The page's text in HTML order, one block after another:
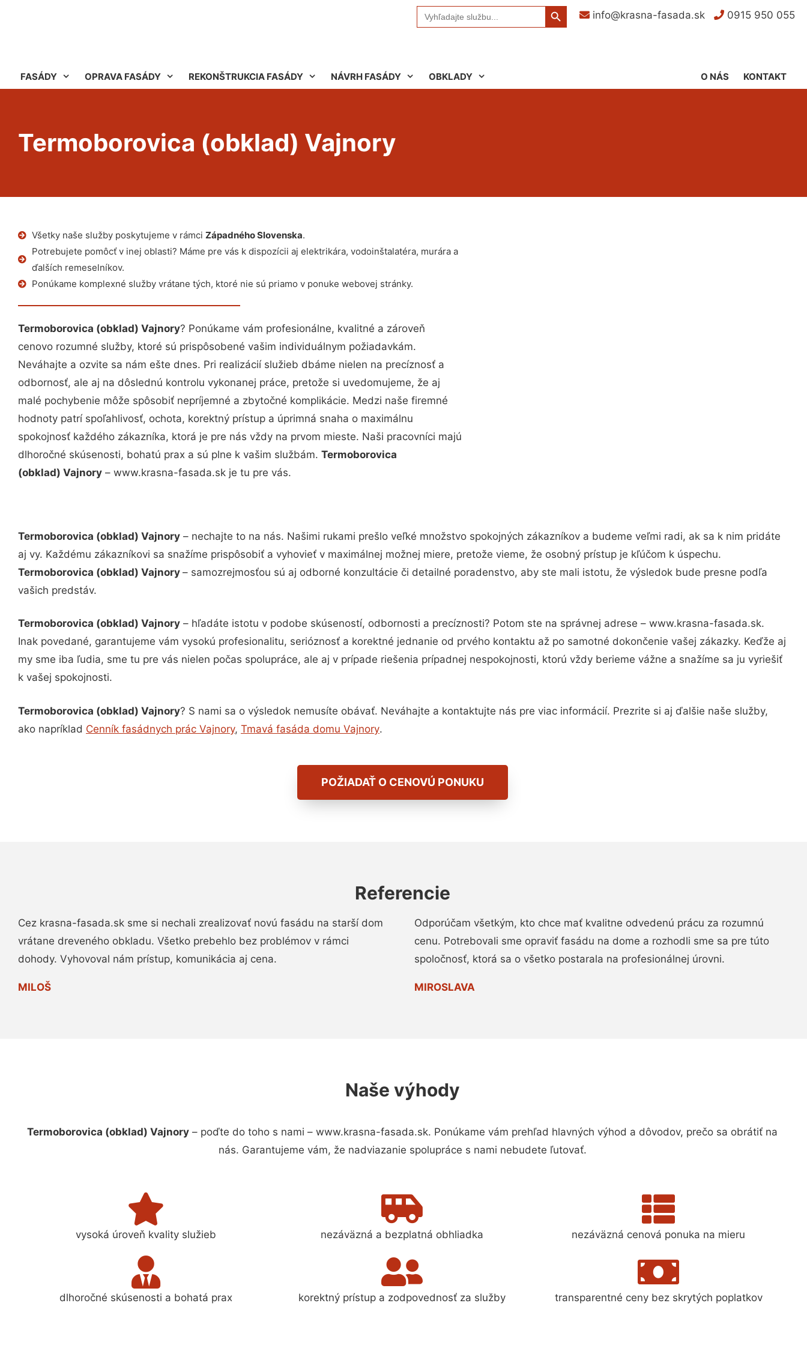
Search
for:
Search Button
info@krasna-fasada.sk
0915 950 055
FASÁDY OPRAVA FASÁDY REKONŠTRUKCIA FASÁDY NÁVRH FASÁDY OBKLADY KONTAKT
O NÁS
Termoborovica (obklad) Vajnory
Všetky naše služby poskytujeme v rámci Západného Slovenska.
Potrebujete pomôcť v inej oblasti? Máme pre vás k dispozícii aj elektrikára, vodoinštalatéra, murára a
ďalších remeselníkov.
Ponúkame komplexné služby vrátane tých, ktoré nie sú priamo v ponuke webovej stránky.
Termoborovica (obklad) Vajnory? Ponúkame vám profesionálne, kvalitné a zároveň
cenovo rozumné služby, ktoré sú prispôsobené vašim individuálnym požiadavkám.
Neváhajte a ozvite sa nám ešte dnes. Pri realizácií služieb dbáme nielen na precíznosť a
odbornosť, ale aj na dôslednú kontrolu vykonanej práce, pretože si uvedomujeme, že aj
malé pochybenie môže spôsobiť nepríjemné a zbytočné komplikácie. Medzi naše firemné
hodnoty patrí spoľahlivosť, ochota, korektný prístup a úprimná snaha o maximálnu
spokojnosť každého zákazníka, ktorá je pre nás vždy na prvom mieste. Naši pracovníci majú
dlhoročné skúsenosti, bohatú prax a sú plne k vašim službám. Termoborovica
(obklad) Vajnory – www.krasna-fasada.sk je tu pre vás.
Termoborovica (obklad) Vajnory – nechajte to na nás. Našimi rukami prešlo veľké množstvo spokojných zákazníkov a budeme veľmi radi, ak sa k nim pridáte
aj vy. Každému zákazníkovi sa snažíme prispôsobiť a vyhovieť v maximálnej možnej miere, pretože vieme, že osobný prístup je kľúčom k úspechu.
Termoborovica (obklad) Vajnory – samozrejmosťou sú aj odborné konzultácie či detailné poradenstvo, aby ste mali istotu, že výsledok bude presne podľa
vašich predstáv.
Termoborovica (obklad) Vajnory – hľadáte istotu v podobe skúseností, odbornosti a precíznosti? Potom ste na správnej adrese – www.krasna-fasada.sk.
Inak povedané, garantujeme vám vysokú profesionalitu, serióznosť a korektné jednanie od prvého kontaktu až po samotné dokončenie vašej zákazky. Keďže aj
my sme iba ľudia, sme tu pre vás nielen počas spolupráce, ale aj v prípade riešenia prípadnej nespokojnosti, ktorú vždy berieme vážne a snažíme sa ju vyriešiť
k vašej spokojnosti.
Termoborovica (obklad) Vajnory? S nami sa o výsledok nemusíte obávať. Neváhajte a kontaktujte nás pre viac informácií. Prezrite si aj ďalšie naše služby,
ako napríklad Cenník fasádnych prác Vajnory, Tmavá fasáda domu Vajnory.
POŽIADAŤ O CENOVÚ PONUKU
Referencie
Cez krasna-fasada.sk sme si nechali zrealizovať novú fasádu na starší dom
vrátane dreveného obkladu. Všetko prebehlo bez problémov v rámci
dohody. Vyhovoval nám prístup, komunikácia aj cena.
MILOŠ
Odporúčam všetkým, kto chce mať kvalitne odvedenú prácu za rozumnú
cenu. Potrebovali sme opraviť fasádu na dome a rozhodli sme sa pre túto
spoločnosť, ktorá sa o všetko postarala na profesionálnej úrovni.
MIROSLAVA
Naše výhody
Termoborovica (obklad) Vajnory – poďte do toho s nami – www.krasna-fasada.sk. Ponúkame vám prehľad hlavných výhod a dôvodov, prečo sa obrátiť na
nás. Garantujeme vám, že nadviazanie spolupráce s nami nebudete ľutovať.
vysoká úroveň kvality služieb nezáväzná a bezplatná obhliadka nezáväzná cenová ponuka na mieru
dlhoročné skúsenosti a bohatá prax korektný prístup a zodpovednosť za služby transparentné ceny bez skrytých poplatkov